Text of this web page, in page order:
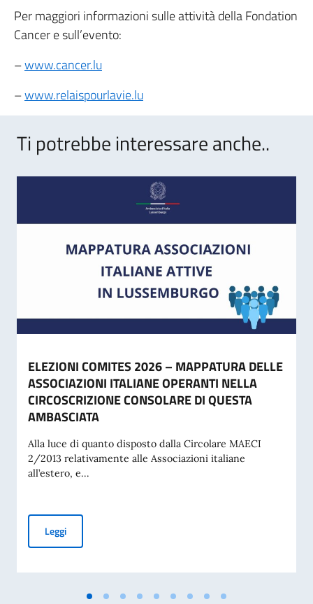
Per maggiori informazioni sulle attività della Fondation
Cancer e sull’evento:
–www.cancer.lu
–www.relaispourlavie.lu
Ti potrebbe interessare anche..
ELEZIONI COMITES 2026 – MAPPATURA DELLE
ASSOCIAZIONI ITALIANE OPERANTI NELLA
CIRCOSCRIZIONE CONSOLARE DI QUESTA
AMBASCIATA
Alla luce di quanto disposto dalla Circolare MAECI
2/2013 relativamente alle Associazioni italiane
all’estero, e...
LeggiELEZIONI COMITES 2026 – MAPPATURA DELLE